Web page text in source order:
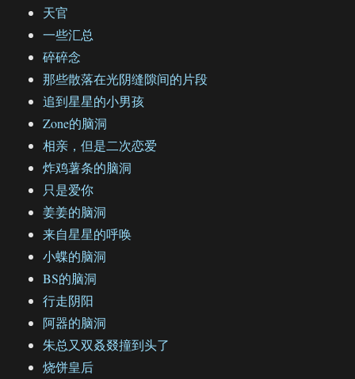
天官
一些汇总
碎碎念
那些散落在光阴缝隙间的片段
追到星星的小男孩
Zone的脑洞
相亲，但是二次恋爱
炸鸡薯条的脑洞
只是爱你
姜姜的脑洞
来自星星的呼唤
小蝶的脑洞
BS的脑洞
行走阴阳
阿器的脑洞
朱总又双叒叕撞到头了
烧饼皇后